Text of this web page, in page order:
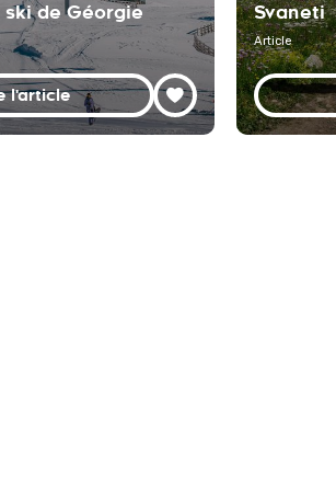
de Géorgie
l'article
Svaneti
Article